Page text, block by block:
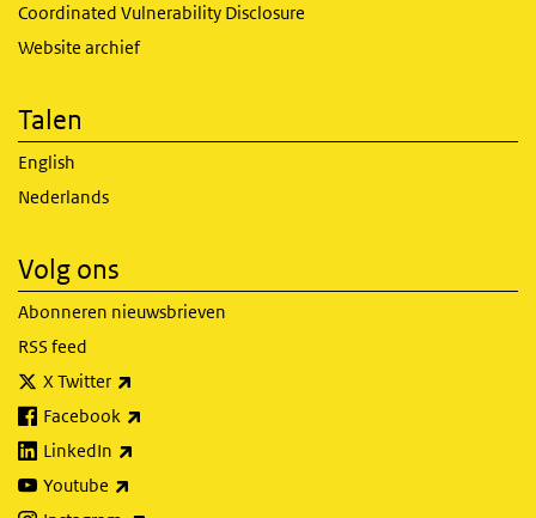
Coordinated Vulnerability Disclosure
Website archief
Talen
English
Nederlands
Volg ons
Abonneren nieuwsbrieven
RSS feed
X Twitter
Facebook
LinkedIn
Youtube